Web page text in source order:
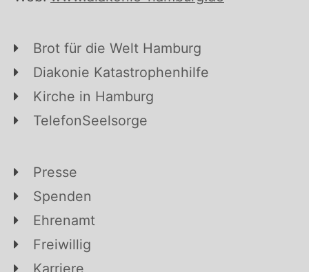
Brot für die Welt Hamburg
Diakonie Katastrophenhilfe
Kirche in Hamburg
TelefonSeelsorge
Presse
Spenden
Ehrenamt
Freiwillig
Karriere